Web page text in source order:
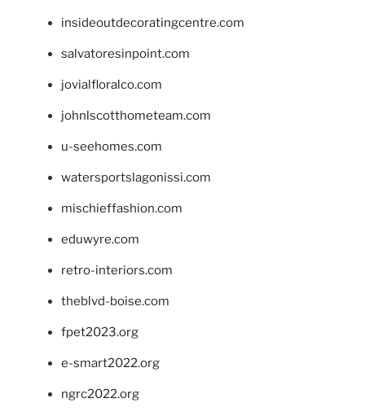
insideoutdecoratingcentre.com
salvatoresinpoint.com
jovialfloralco.com
johnlscotthometeam.com
u-seehomes.com
watersportslagonissi.com
mischieffashion.com
eduwyre.com
retro-interiors.com
theblvd-boise.com
fpet2023.org
e-smart2022.org
ngrc2022.org